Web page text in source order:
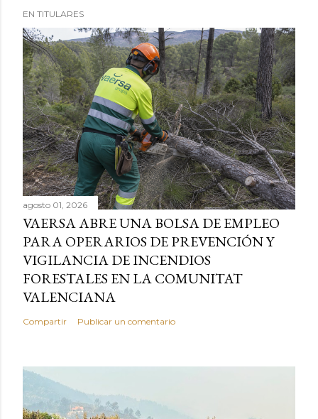
EN TITULARES
agosto 01, 2026
VAERSA ABRE UNA BOLSA DE EMPLEO
PARA OPERARIOS DE PREVENCIÓN Y
VIGILANCIA DE INCENDIOS
FORESTALES EN LA COMUNITAT
VALENCIANA
Compartir Publicar un comentario